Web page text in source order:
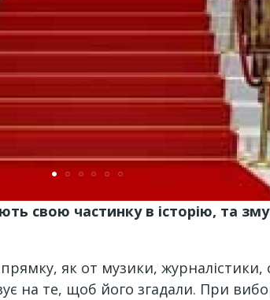
свою частинку в історію, та
як от музики, журналістики,
на те, щоб його згадали. При